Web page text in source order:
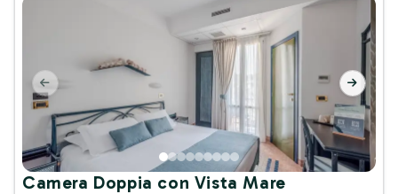
Camera Doppia con Vista Mare